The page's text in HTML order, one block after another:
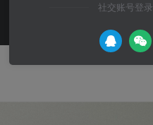
社交账号登录